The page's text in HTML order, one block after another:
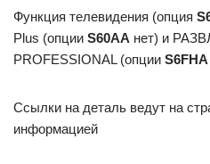
Функция телевидения (опция
Plus (опции S60AA нет) и
PROFESSIONAL (опции S6FHA
Ссылки на деталь ведут на
информацией